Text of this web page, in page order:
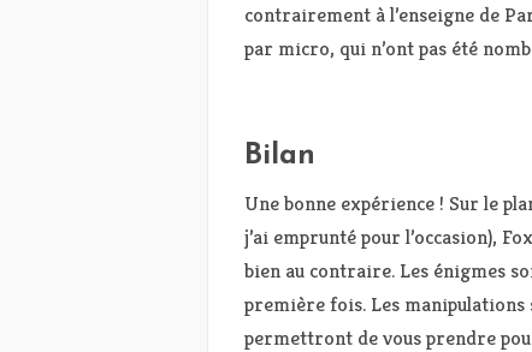
contrairement à l’enseigne de
par micro, qui n’ont pas été
Bilan
Une bonne expérience ! Sur le
j’ai emprunté pour l’occasion),
bien au contraire. Les énigmes
première fois. Les manipulations
permettront de vous prendre